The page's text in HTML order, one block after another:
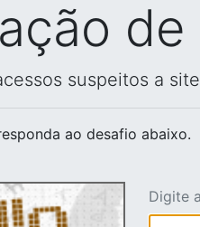
suspeitos a
ao desafio abaixo.
Digite